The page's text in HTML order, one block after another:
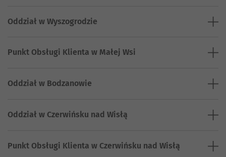
Oddział w Wyszogrodzie
Punkt Obsługi Klienta w Małej Wsi
Oddział w Bodzanowie
Oddział w Czerwińsku nad Wisłą
Punkt Obsługi Klienta w Czerwińsku nad Wisłą